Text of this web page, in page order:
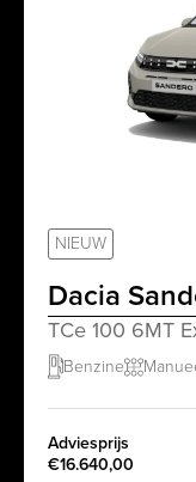
NIEUW
Dacia
TCe 100 6MT
Benzine
Adviesprijs
€16.640,00